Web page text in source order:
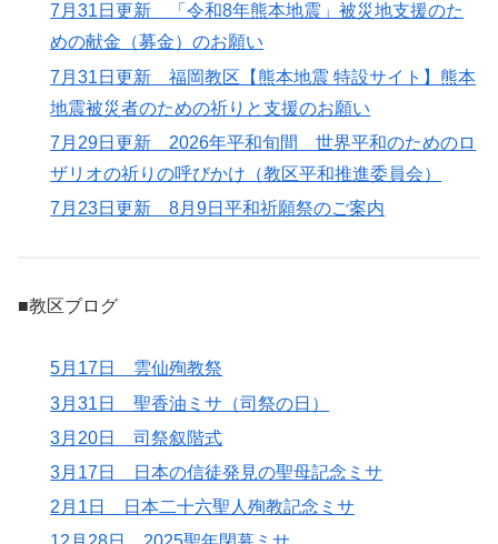
7月31日更新 「令和8年熊本地震」被災地支援のた
めの献金（募金）のお願い
7月31日更新 福岡教区【熊本地震 特設サイト】熊本
地震被災者のための祈りと支援のお願い
7月29日更新 2026年平和旬間 世界平和のためのロ
ザリオの祈りの呼びかけ（教区平和推進委員会）
7月23日更新 8月9日平和祈願祭のご案内
■教区ブログ
5月17日 雲仙殉教祭
3月31日 聖香油ミサ（司祭の日）
3月20日 司祭叙階式
3月17日 日本の信徒発見の聖母記念ミサ
2月1日 日本二十六聖人殉教記念ミサ